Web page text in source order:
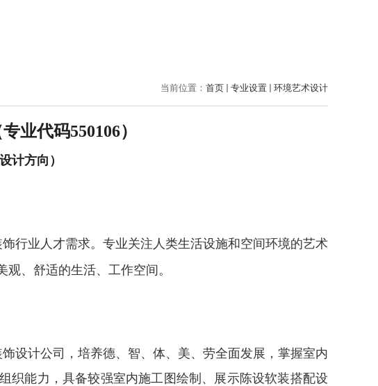
当前位置： 首页 专业设置 环境艺术设计
业代码550106）
计方向）
行业人才需求。专业关注人类生活设施和空间环境的艺术
、舒适的生活、工作空间。
设计公司，培养德、智、体、美、劳全面发展， 掌握室内
织能力，具备较强室内施工图绘制、展示陈设软装搭配设